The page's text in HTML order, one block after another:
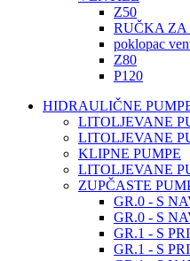
Z50
RUČKA ZA
poklopac
Z80
P120
HIDRAULIČNE
LITOLJEVANE
LITOLJEVANE
KLIPNE PUMPE
LITOLJEVANE
ZUPČASTE
GR.0 - S
GR.0 - S
GR.1 - S
GR.1 - S